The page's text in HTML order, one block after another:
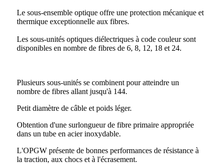
Le sous-ensemble optique offre une protection mécanique et
thermique exceptionnelle aux fibres.
Les sous-unités optiques diélectriques à code couleur sont
disponibles en nombre de fibres de 6, 8, 12, 18 et 24.
Plusieurs sous-unités se combinent pour atteindre un
nombre de fibres allant jusqu'à 144.
Petit diamètre de câble et poids léger.
Obtention d'une surlongueur de fibre primaire appropriée
dans un tube en acier inoxydable.
L'OPGW présente de bonnes performances de résistance à
la traction, aux chocs et à l'écrasement.